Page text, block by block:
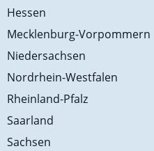
Hessen
Mecklenburg-Vorpommern
Niedersachsen
Nordrhein-Westfalen
Rheinland-Pfalz
Saarland
Sachsen